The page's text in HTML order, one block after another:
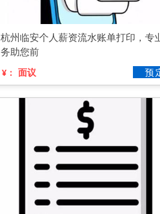
杭州临安个人薪资流水账单打印，专
务助您前
¥： 面议 预